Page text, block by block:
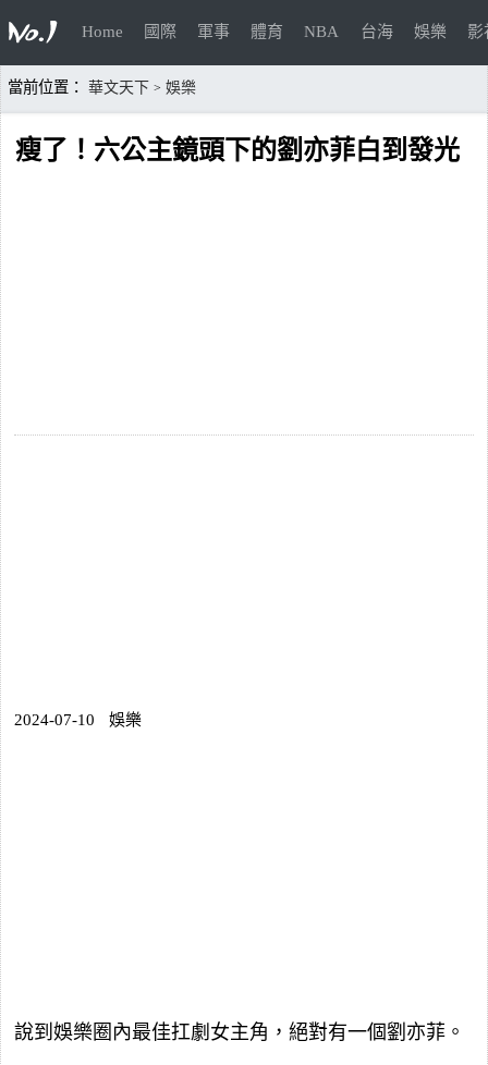
Home 國際 軍事 體育 NBA 台海 娛樂 影
當前位置： 華文天下 > 娛樂
瘦了！六公主鏡頭下的劉亦菲白到發光
2024-07-10 娛樂
說到娛樂圈內最佳扛劇女主角，絕對有一個劉亦菲。